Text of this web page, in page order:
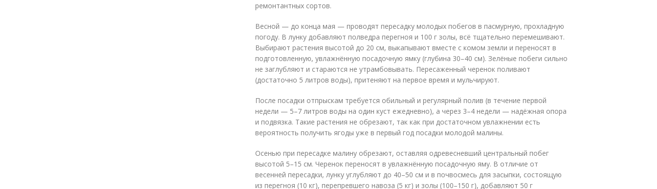
ремонтантных сортов.
Весной — до конца мая — проводят пересадку молодых побегов в пасмурную, прохладную
погоду. В лунку добавляют полведра перегноя и 100 г золы, всё тщательно перемешивают.
Выбирают растения высотой до 20 см, выкапывают вместе с комом земли и переносят в
подготовленную, увлажнённую посадочную ямку (глубина 30–40 см). Зелёные побеги сильно
не заглубляют и стараются не утрамбовывать. Пересаженный черенок поливают
(достаточно 5 литров воды), притеняют на первое время и мульчируют.
После посадки отпрыскам требуется обильный и регулярный полив (в течение первой
недели — 5–7 литров воды на один куст ежедневно), а через 3–4 недели — надёжная опора
и подвязка. Такие растения не обрезают, так как при достаточном увлажнении есть
вероятность получить ягоды уже в первый год посадки молодой малины.
Осенью при пересадке малину обрезают, оставляя одревесневший центральный побег
высотой 5–15 см. Черенок переносят в увлажнённую посадочную яму. В отличие от
весенней пересадки, лунку углубляют до 40–50 см и в почвосмесь для засыпки, состоящую
из перегноя (10 кг), перепревшего навоза (5 кг) и золы (100–150 г), добавляют 50 г